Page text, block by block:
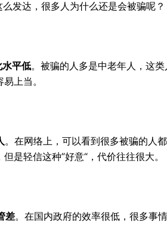
达，很多人为什么还是会被骗呢？
水平低。被骗的人多是中老年人，这
上当。
。在网络上，可以看到很多被骗的人
是轻信这种”好意“，代价往往很大。
差。在国内政府的效率很低，很多事